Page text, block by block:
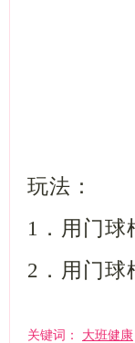
玩法：
1
．用门
2 ．用门
关键词： 大班健康